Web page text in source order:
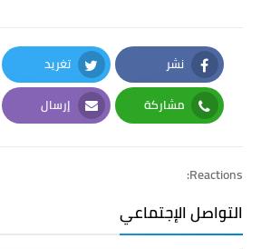
نشر
Facebook
تغريد
Twitter
مشاركة
Whatsapp
إرسال
Email
Reactions:
التواصل الإجتماعي